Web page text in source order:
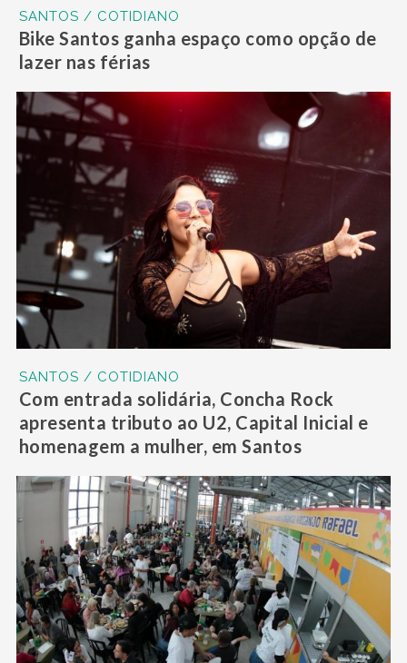
SANTOS / COTIDIANO
Bike Santos ganha espaço como opção de
lazer nas férias
SANTOS / COTIDIANO
Com entrada solidária, Concha Rock
apresenta tributo ao U2, Capital Inicial e
homenagem a mulher, em Santos